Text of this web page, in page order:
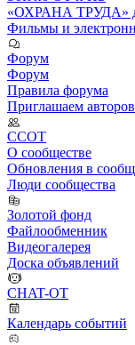
«ОХРАНА ТРУДА»
Фильмы и
Форум
Форум
Правила форума
Приглашаем авторов
ССОТ
О сообществе
Обновления в
Люди сообщества
Золотой фонд
Файлообменник
Видеогалерея
Доска объявлений
CHAT-OT
Календарь событий